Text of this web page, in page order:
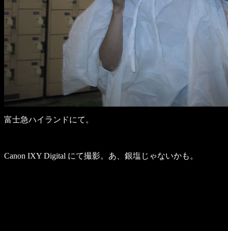
富士急ハイランドにて。
Canon IXY Digital にて撮影。あ、銀塩じゃないかも。